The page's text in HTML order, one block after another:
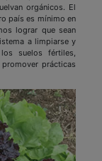
orgánicos. El
país es mínimo en
lograr que sean
a limpiarse y
suelos fértiles,
prácticas